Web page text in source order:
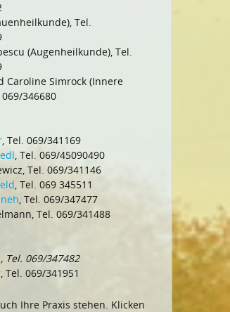
Tel.
(Augenheilkunde), Tel.
Caroline Simrock (Innere
346680
, Tel. 069/341169
, Tel. 069/45090490
Tel. 069/341146
, Tel. 069 345511
, Tel. 069/347477
Tel. 069/341488
, Tel. 069/347482
, Tel. 069/341951
Ihre Praxis stehen. Klicken